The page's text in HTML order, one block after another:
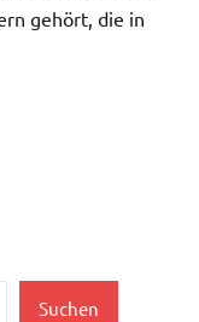
gehört, die in
Suchen